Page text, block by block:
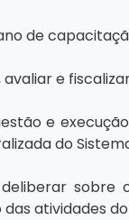
de
e
e
do
sobre
atividades